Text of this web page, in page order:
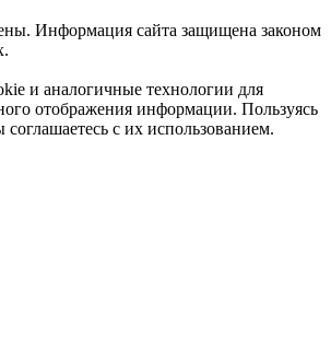
Информация сайта защищена законом
и аналогичные технологии для
отображения информации. Пользуясь
с их использованием.